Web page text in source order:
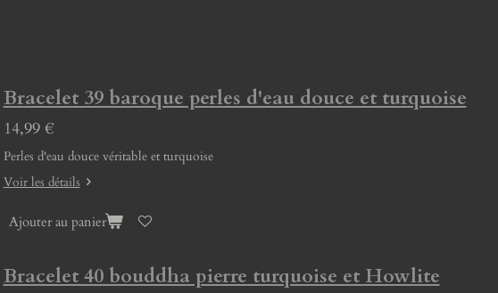
Bracelet 39 baroque perles d'eau douce et turquoise
14,99 €
Perles d'eau douce véritable et turquoise
Voir les détails
Ajouter au panier
Bracelet 40 bouddha pierre turquoise et Howlite